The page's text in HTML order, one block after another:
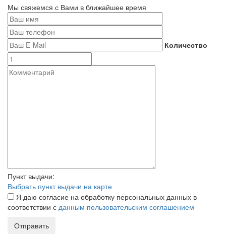
Мы свяжемся с Вами в ближайшее время
Количество
Пункт выдачи:
Выбрать пункт выдачи на карте
Я даю согласие на обработку персональных данных в
соответствии с данным пользовательским соглашением
Отправить